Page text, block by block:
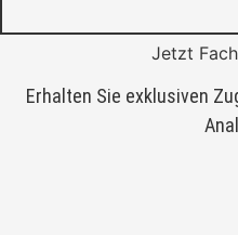
Jetzt
Erhalten Sie exklusiven